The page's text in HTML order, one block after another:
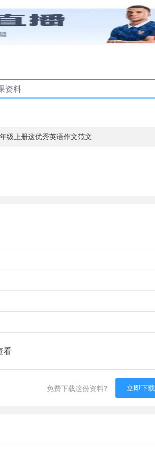
级上册这优秀英语作文范文
看
免费下载这份资料? 立即下载